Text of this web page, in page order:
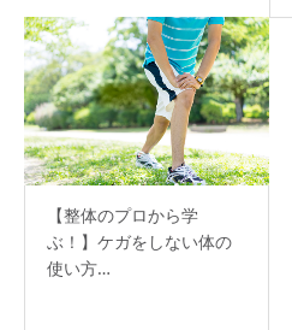
【整体のプロから学
ぶ！】ケガをしない体の
使い方…